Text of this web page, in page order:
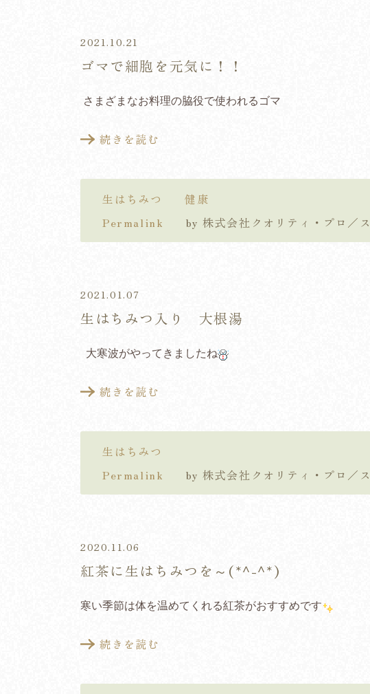
2021.10.21
ゴマで細胞を元気に！！
さまざまなお料理の脇役で使われるゴマ
続きを読む
生はちみつ
健康
Permalink
by 株式会社クオリティ・プロ／
2021.01.07
生はちみつ入り 大根湯
大寒波がやってきましたね
続きを読む
生はちみつ
Permalink
by 株式会社クオリティ・プロ／
2020.11.06
紅茶に生はちみつを～(*^-^*)
寒い季節は体を温めてくれる紅茶がおすすめです
続きを読む